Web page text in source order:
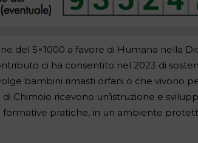
del 5×1000 a favore di Humana nella
ci ha consentito nel 2023 di
bambini rimasti orfani o che vivono
Chimoio ricevono un’istruzione e
pratiche, in un ambiente